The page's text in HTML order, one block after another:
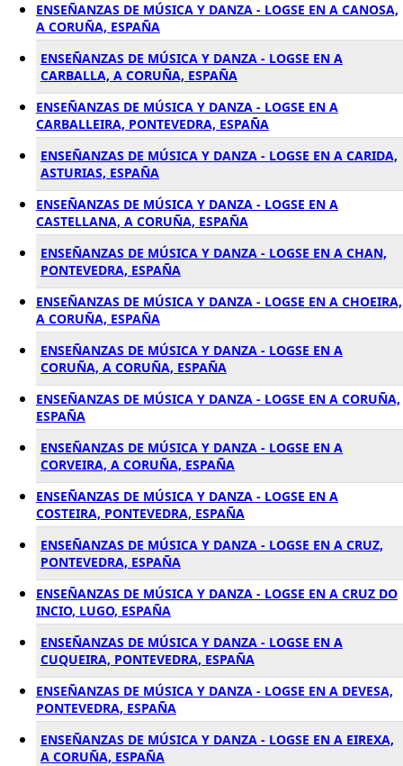
ENSEÑANZAS DE MÚSICA Y DANZA - LOGSE EN A CANOSA,
A CORUÑA, ESPAÑA
ENSEÑANZAS DE MÚSICA Y DANZA - LOGSE EN A
CARBALLA, A CORUÑA, ESPAÑA
ENSEÑANZAS DE MÚSICA Y DANZA - LOGSE EN A
CARBALLEIRA, PONTEVEDRA, ESPAÑA
ENSEÑANZAS DE MÚSICA Y DANZA - LOGSE EN A CARIDA,
ASTURIAS, ESPAÑA
ENSEÑANZAS DE MÚSICA Y DANZA - LOGSE EN A
CASTELLANA, A CORUÑA, ESPAÑA
ENSEÑANZAS DE MÚSICA Y DANZA - LOGSE EN A CHAN,
PONTEVEDRA, ESPAÑA
ENSEÑANZAS DE MÚSICA Y DANZA - LOGSE EN A CHOEIRA,
A CORUÑA, ESPAÑA
ENSEÑANZAS DE MÚSICA Y DANZA - LOGSE EN A
CORUÑA, A CORUÑA, ESPAÑA
ENSEÑANZAS DE MÚSICA Y DANZA - LOGSE EN A CORUÑA,
ESPAÑA
ENSEÑANZAS DE MÚSICA Y DANZA - LOGSE EN A
CORVEIRA, A CORUÑA, ESPAÑA
ENSEÑANZAS DE MÚSICA Y DANZA - LOGSE EN A
COSTEIRA, PONTEVEDRA, ESPAÑA
ENSEÑANZAS DE MÚSICA Y DANZA - LOGSE EN A CRUZ,
PONTEVEDRA, ESPAÑA
ENSEÑANZAS DE MÚSICA Y DANZA - LOGSE EN A CRUZ DO
INCIO, LUGO, ESPAÑA
ENSEÑANZAS DE MÚSICA Y DANZA - LOGSE EN A
CUQUEIRA, PONTEVEDRA, ESPAÑA
ENSEÑANZAS DE MÚSICA Y DANZA - LOGSE EN A DEVESA,
PONTEVEDRA, ESPAÑA
ENSEÑANZAS DE MÚSICA Y DANZA - LOGSE EN A EIREXA,
A CORUÑA, ESPAÑA